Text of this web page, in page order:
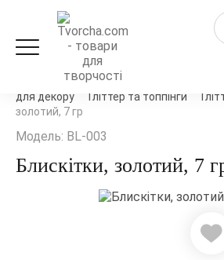
Декорування та декупаж
для декору
Гліттер та топпінги
золотий, 7 гр
Модель: BL-003
Блискітки, золотий, 7